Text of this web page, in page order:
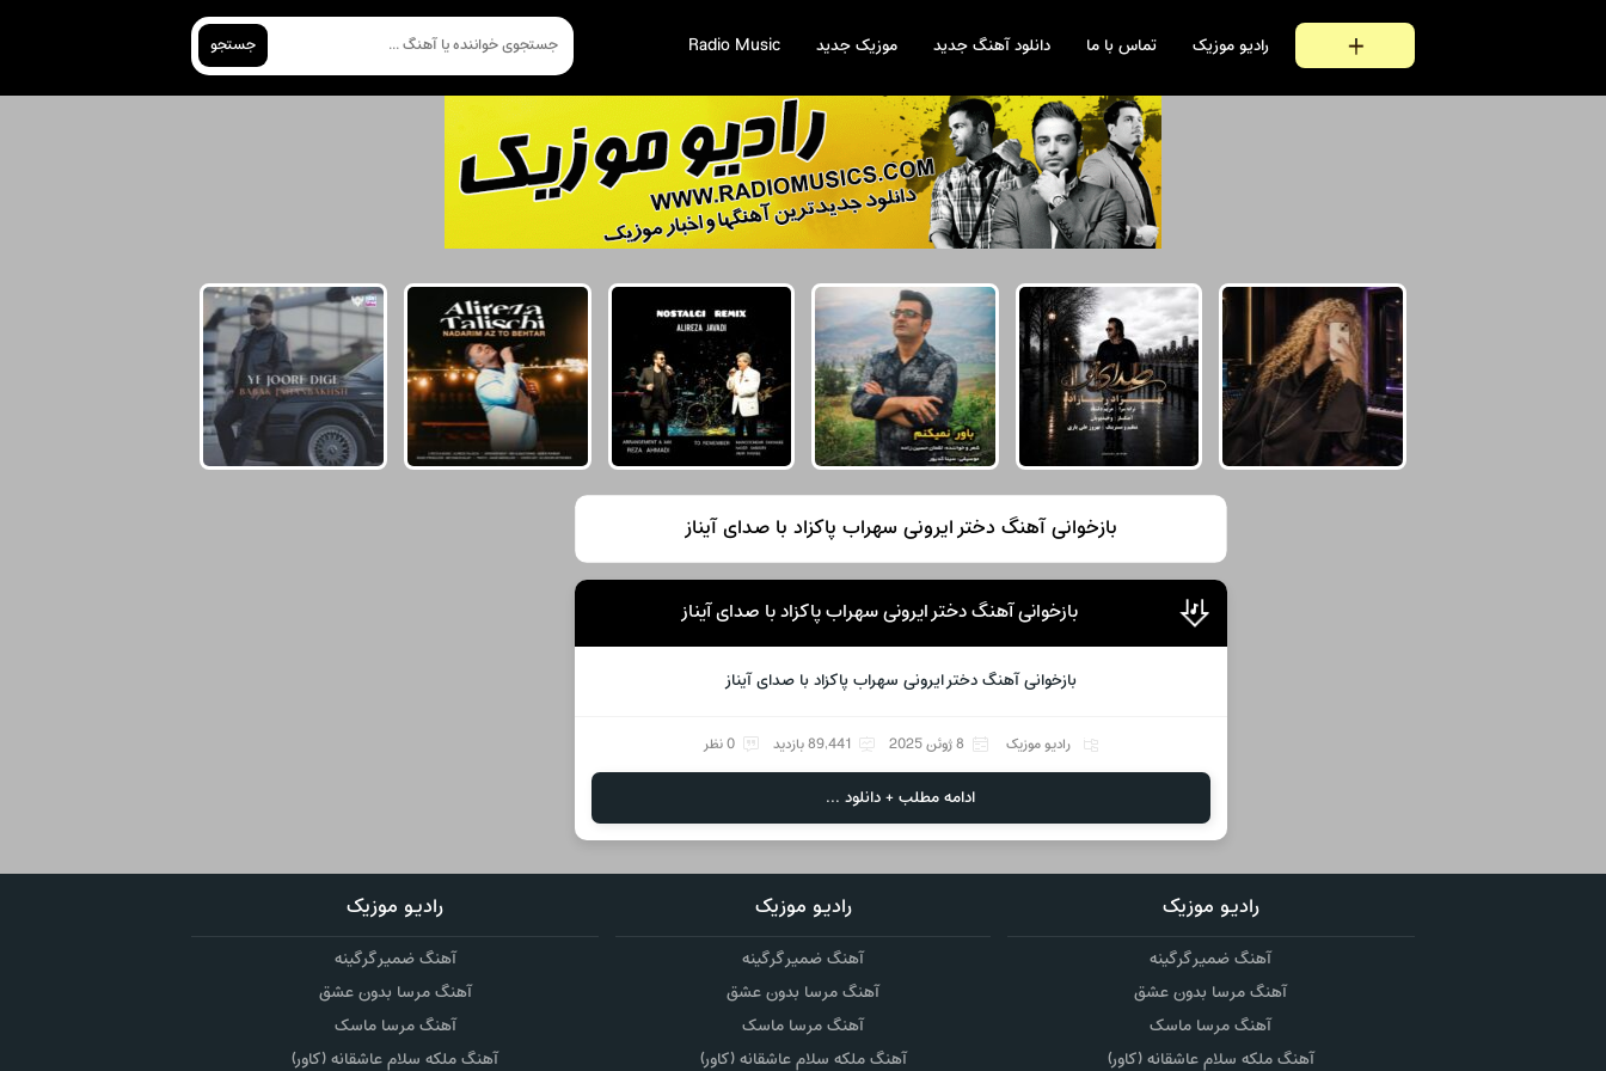
رادیو موزیک تماس با ما دانلود آهنگ جدید موزیک جدید Radio Music جستجو
بازخوانی آهنگ دختر ایرونی سهراب پاکزاد با صدای آیناز
بازخوانی آهنگ دختر ایرونی سهراب پاکزاد با صدای آیناز
بازخوانی آهنگ دختر ایرونی سهراب پاکزاد با صدای آیناز
رادیو موزیک 8 ژوئن 2025 89,441 بازدید 0 نظر
ادامه مطلب + دانلود ...
رادیو موزیک
آهنگ ضمیر گرگینه
آهنگ مرسا بدون عشق
آهنگ مرسا ماسک
آهنگ ملکه سلام عاشقانه (کاور)
رادیو موزیک
آهنگ ضمیر گرگینه
آهنگ مرسا بدون عشق
آهنگ مرسا ماسک
آهنگ ملکه سلام عاشقانه (کاور)
رادیو موزیک
آهنگ ضمیر گرگینه
آهنگ مرسا بدون عشق
آهنگ مرسا ماسک
آهنگ ملکه سلام عاشقانه (کاور)